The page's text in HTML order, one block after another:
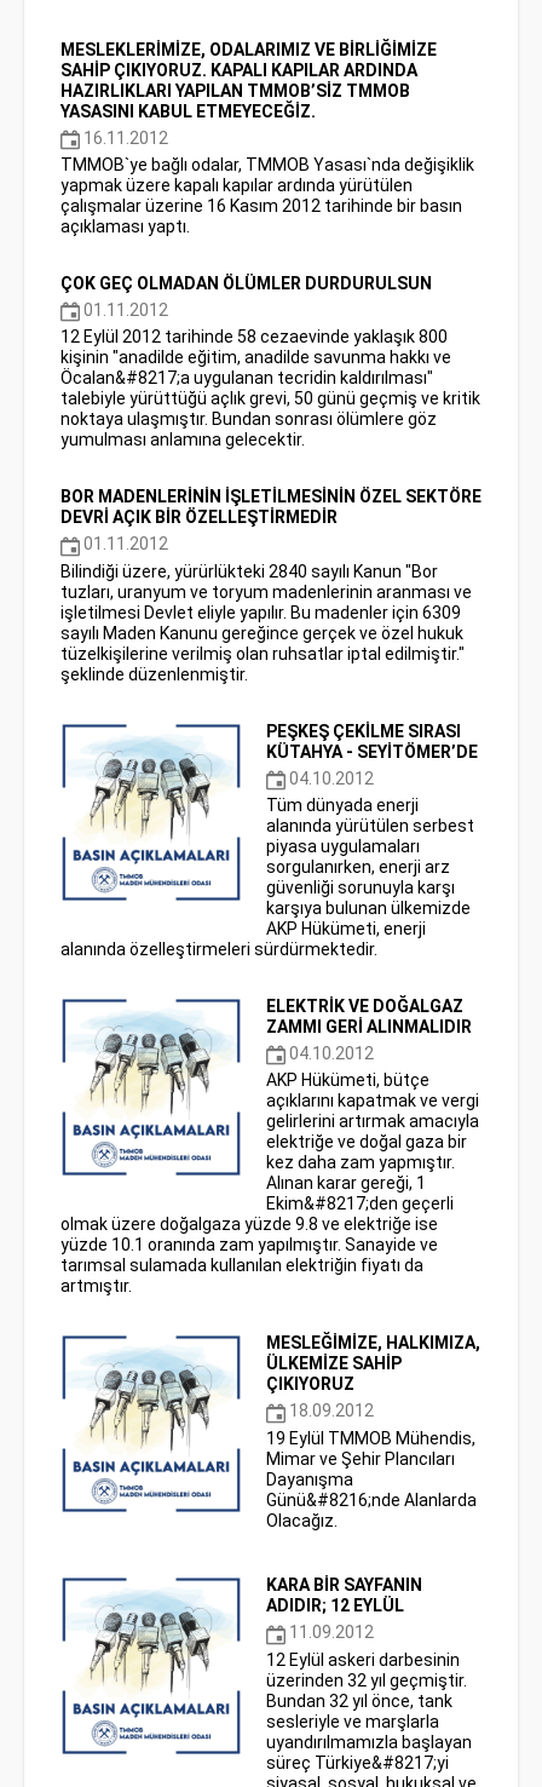
MESLEKLERİMİZE, ODALARIMIZ VE BİRLİĞİMİZE
SAHİP ÇIKIYORUZ. KAPALI KAPILAR ARDINDA
HAZIRLIKLARI YAPILAN TMMOB’SİZ TMMOB
YASASINI KABUL ETMEYECEĞİZ.
16.11.2012
TMMOB`ye bağlı odalar, TMMOB Yasası`nda değişiklik
yapmak üzere kapalı kapılar ardında yürütülen
çalışmalar üzerine 16 Kasım 2012 tarihinde bir basın
açıklaması yaptı.
ÇOK GEÇ OLMADAN ÖLÜMLER DURDURULSUN
01.11.2012
12 Eylül 2012 tarihinde 58 cezaevinde yaklaşık 800
kişinin "anadilde eğitim, anadilde savunma hakkı ve
Öcalan&#8217;a uygulanan tecridin kaldırılması"
talebiyle yürüttüğü açlık grevi, 50 günü geçmiş ve kritik
noktaya ulaşmıştır. Bundan sonrası ölümlere göz
yumulması anlamına gelecektir.
BOR MADENLERİNİN İŞLETİLMESİNİN ÖZEL SEKTÖRE
DEVRİ AÇIK BİR ÖZELLEŞTİRMEDİR
01.11.2012
Bilindiği üzere, yürürlükteki 2840 sayılı Kanun "Bor
tuzları, uranyum ve toryum madenlerinin aranması ve
işletilmesi Devlet eliyle yapılır. Bu madenler için 6309
sayılı Maden Kanunu gereğince gerçek ve özel hukuk
tüzelkişilerine verilmiş olan ruhsatlar iptal edilmiştir."
şeklinde düzenlenmiştir.
PEŞKEŞ ÇEKİLME SIRASI
KÜTAHYA - SEYİTÖMER’DE
04.10.2012
Tüm dünyada enerji
alanında yürütülen serbest
piyasa uygulamaları
sorgulanırken, enerji arz
güvenliği sorunuyla karşı
karşıya bulunan ülkemizde
AKP Hükümeti, enerji
alanında özelleştirmeleri sürdürmektedir.
ELEKTRİK VE DOĞALGAZ
ZAMMI GERİ ALINMALIDIR
04.10.2012
AKP Hükümeti, bütçe
açıklarını kapatmak ve vergi
gelirlerini artırmak amacıyla
elektriğe ve doğal gaza bir
kez daha zam yapmıştır.
Alınan karar gereği, 1
Ekim&#8217;den geçerli
olmak üzere doğalgaza yüzde 9.8 ve elektriğe ise
yüzde 10.1 oranında zam yapılmıştır. Sanayide ve
tarımsal sulamada kullanılan elektriğin fiyatı da
artmıştır.
MESLEĞİMİZE, HALKIMIZA,
ÜLKEMİZE SAHİP
ÇIKIYORUZ
18.09.2012
19 Eylül TMMOB Mühendis,
Mimar ve Şehir Plancıları
Dayanışma
Günü&#8216;nde Alanlarda
Olacağız.
KARA BİR SAYFANIN
ADIDIR; 12 EYLÜL
11.09.2012
12 Eylül askeri darbesinin
üzerinden 32 yıl geçmiştir.
Bundan 32 yıl önce, tank
sesleriyle ve marşlarla
uyandırılmamızla başlayan
süreç Türkiye&#8217;yi
siyasal, sosyal, hukuksal ve